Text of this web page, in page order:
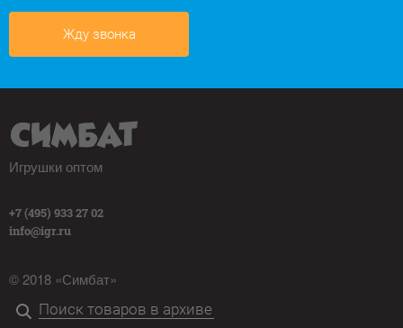
Жду звонка
Игрушки оптом
+7 (495) 933 27 02
info@igr.ru
© 2018 «Симбат»